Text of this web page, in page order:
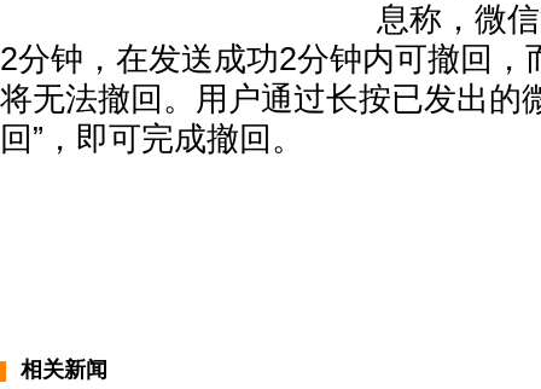
息称，微
2分钟，在发送成功2分钟内可撤回，
将无法撤回。用户通过长按已发出的
回”，即可完成撤回。
相关新闻